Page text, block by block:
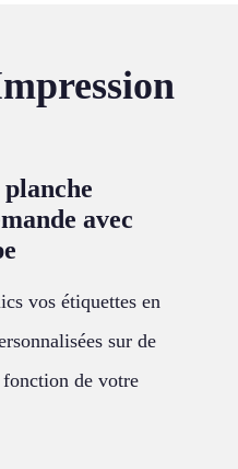
avec
vos étiquettes en
sur de
fonction de votre